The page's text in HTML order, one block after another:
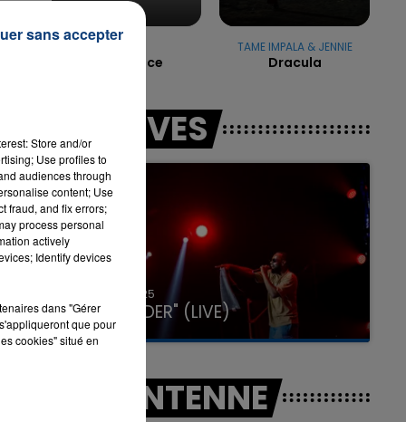
7h00 - 11h00
One Dance
TAME IMPALA & JENNIE
Dracula
LES LIVES
31 janvier 2025
GIMS "SPIDER" (LIVE)
A L'ANTENNE
Store and/or
Use profiles to
audiences through
content; Use
fraud, and fix errors;
process personal
actively
Identify devices
dans "Gérer
que pour
cookies" situé en
sans accepter